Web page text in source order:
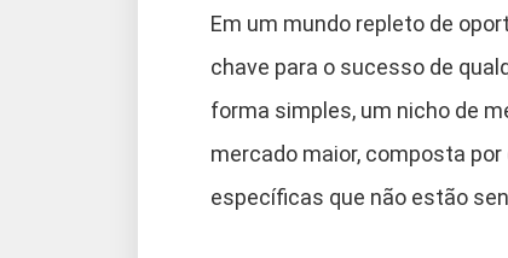
Em um mundo repleto de
chave para o sucesso de
forma simples, um nicho de
mercado maior, composta
específicas que não estão